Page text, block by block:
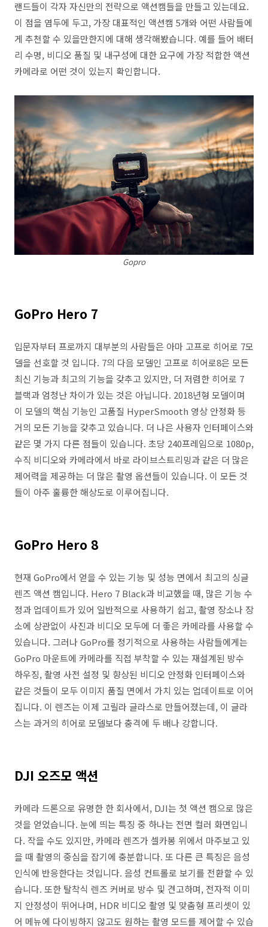
랜드들이 각자 자신만의 전략으로 액션캠들을 만들고 있는데요.
이 점을 염두에 두고, 가장 대표적인 액션캠 5개와 어떤 사람들에
게 추천할 수 있을만한지에 대해 생각해봤습니다. 예를 들어 배터
리 수명, 비디오 품질 및 내구성에 대한 요구에 가장 적합한 액션
카메라로 어떤 것이 있는지 확인합니다.
Gopro
GoPro Hero 7
입문자부터 프로까지 대부분의 사람들은 아마 고프로 히어로 7모
델을 선호할 것 입니다. 7의 다음 모델인 고프로 히어로8은 모든
최신 기능과 최고의 기능을 갖추고 있지만, 더 저렴한 히어로 7
블랙과 엄청난 차이가 있는 것은 아닙니다. 2018년형 모델이며
이 모델의 핵심 기능인 고품질 HyperSmooth 영상 안정화 등
거의 모든 기능을 갖추고 있습니다. 더 나은 사용자 인터페이스와
같은 몇 가지 다른 점들이 있습니다. 초당 240프레임으로 1080p,
수직 비디오와 카메라에서 바로 라이브스트리밍과 같은 더 많은
제어력을 제공하는 더 많은 촬영 옵션들이 있습니다. 이 모든 것
들이 아주 훌륭한 해상도로 이루어집니다.
GoPro Hero 8
현재 GoPro에서 얻을 수 있는 기능 및 성능 면에서 최고의 싱글
렌즈 액션 캠입니다. Hero 7 Black과 비교했을 때, 많은 기능 수
정과 업데이트가 있어 일반적으로 사용하기 쉽고, 촬영 장소나 장
소에 상관없이 사진과 비디오 모두에 더 좋은 카메라를 사용할 수
있습니다. 그러나 GoPro를 정기적으로 사용하는 사람들에게는
GoPro 마운트에 카메라를 직접 부착할 수 있는 재설계된 방수
하우징, 촬영 사전 설정 및 향상된 비디오 안정화 인터페이스와
같은 것들이 모두 이미지 품질 면에서 가치 있는 업데이트로 이어
집니다. 이 렌즈는 이제 고릴라 글라스로 만들어졌는데, 이 글라
스는 과거의 히어로 모델보다 충격에 두 배나 강합니다.
DJI 오즈모 액션
카메라 드론으로 유명한 한 회사에서, DJI는 첫 액션 캠으로 많은
것을 얻었습니다. 눈에 띄는 특징 중 하나는 전면 컬러 화면입니
다. 작을 수도 있지만, 카메라 렌즈가 셀카봉 위에서 마주보고 있
을 때 촬영의 중심을 잡기에 충분합니다. 또 다른 큰 특징은 음성
인식에 반응한다는 것입니다. 음성 컨트롤로 보기를 전환할 수 있
습니다. 또한 탈착식 렌즈 커버로 방수 및 견고하며, 전자적 이미
지 안정성이 뛰어나며, HDR 비디오 촬영 및 맞춤형 프리셋이 있
어 메뉴에 다이빙하지 않고도 원하는 촬영 모드를 제어할 수 있습